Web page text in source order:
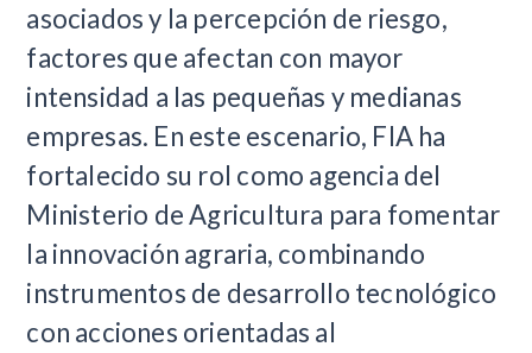
asociados y la percepción de riesgo,
factores que afectan con mayor
intensidad a las pequeñas y medianas
empresas. En este escenario, FIA ha
fortalecido su rol como agencia del
Ministerio de Agricultura para fomentar
la innovación agraria, combinando
instrumentos de desarrollo tecnológico
con acciones orientadas al